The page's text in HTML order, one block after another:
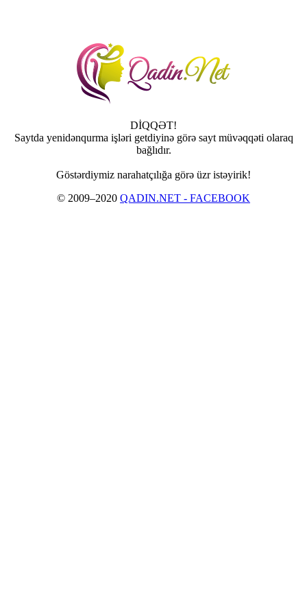
DİQQƏT!
Saytda yenidənqurma işləri getdiyinə görə sayt müvəqqəti olaraq
bağlıdır.
Göstərdiymiz narahatçılığa görə üzr istəyirik!
© 2009–2020 QADIN.NET - FACEBOOK